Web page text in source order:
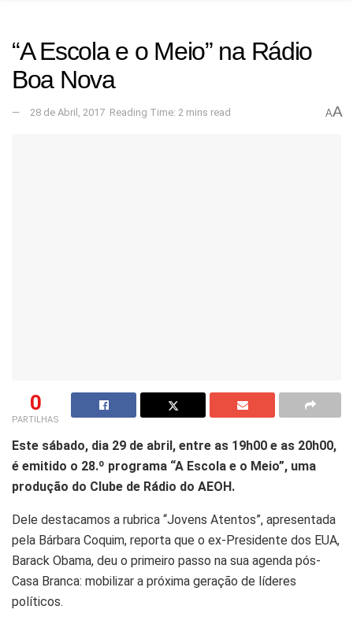
“A Escola e o Meio” na Rádio
Boa Nova
28 de Abril, 2017 Reading Time: 2 mins read AA
0
PARTILHAS
Este sábado, dia 29 de abril, entre as 19h00 e as 20h00,
é emitido o 28.º programa “A Escola e o Meio”, uma
produção do Clube de Rádio do AEOH.
Dele destacamos a rubrica “Jovens Atentos”, apresentada
pela Bárbara Coquim, reporta que o ex-Presidente dos EUA,
Barack Obama, deu o primeiro passo na sua agenda pós-
Casa Branca: mobilizar a próxima geração de líderes
políticos.